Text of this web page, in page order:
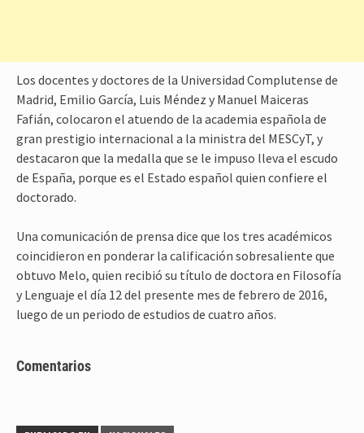
Los docentes y doctores de la Universidad Complutense de
Madrid, Emilio García, Luis Méndez y Manuel Maiceras
Fafián, colocaron el atuendo de la academia española de
gran prestigio internacional a la ministra del MESCyT, y
destacaron que la medalla que se le impuso lleva el escudo
de España, porque es el Estado español quien confiere el
doctorado.
Una comunicación de prensa dice que los tres académicos
coincidieron en ponderar la calificación sobresaliente que
obtuvo Melo, quien recibió su título de doctora en Filosofía
y Lenguaje el día 12 del presente mes de febrero de 2016,
luego de un periodo de estudios de cuatro años.
Comentarios